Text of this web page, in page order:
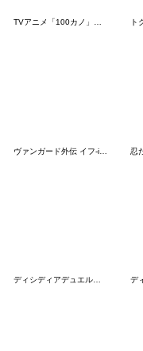
TVアニメ「100カノ」ミニキャラスタンプ2 ト
忍